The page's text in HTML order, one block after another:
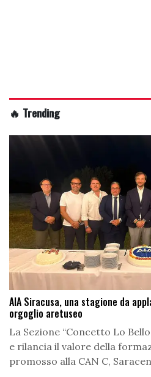
🔥 Trending
AIA Siracusa, una stagione da
orgoglio aretuseo
La Sezione “Concetto Lo
e rilancia il valore della
promosso alla CAN C,